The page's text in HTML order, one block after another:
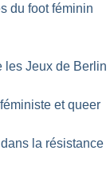
du foot féminin
les Jeux de Berlin
et queer
la résistance